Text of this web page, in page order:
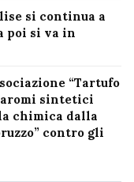
si continua a
poi si va in
“Tartufo
sintetici
chimica dalla
contro gli